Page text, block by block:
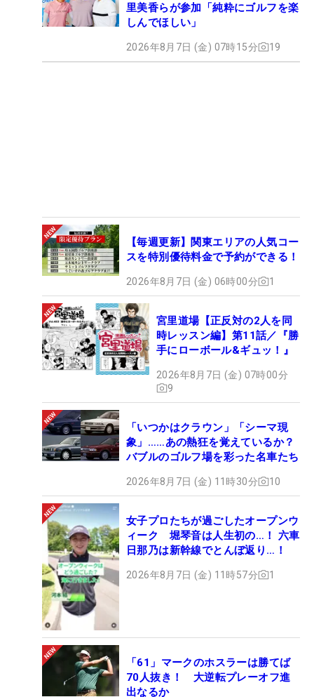
里美香らが参加「純粋にゴルフを楽
しんでほしい」
2026年8月7日 (金) 07時15分 19
【毎週更新】関東エリアの人気コー
スを特別優待料金で予約ができる！
2026年8月7日 (金) 06時00分 1
宮里道場【正反対の2人を同
時レッスン編】第11話／『勝
手にローボール&ギュッ！』
2026年8月7日 (金) 07時00分
9
「いつかはクラウン」「シーマ現
象」……あの熱狂を覚えているか？
バブルのゴルフ場を彩った名車たち
2026年8月7日 (金) 11時30分 10
女子プロたちが過ごしたオープンウ
ィーク 堀琴音は人生初の…！ 六車
日那乃は新幹線でとんぼ返り…！
2026年8月7日 (金) 11時57分 1
「61」マークのホスラーは勝てば
70人抜き！ 大逆転プレーオフ進
出なるか